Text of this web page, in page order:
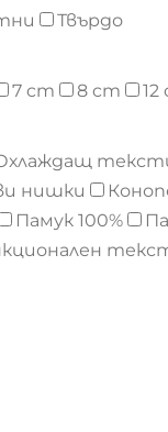
Твърдо
7 cm 8 cm
12
нишки
Памук 100%